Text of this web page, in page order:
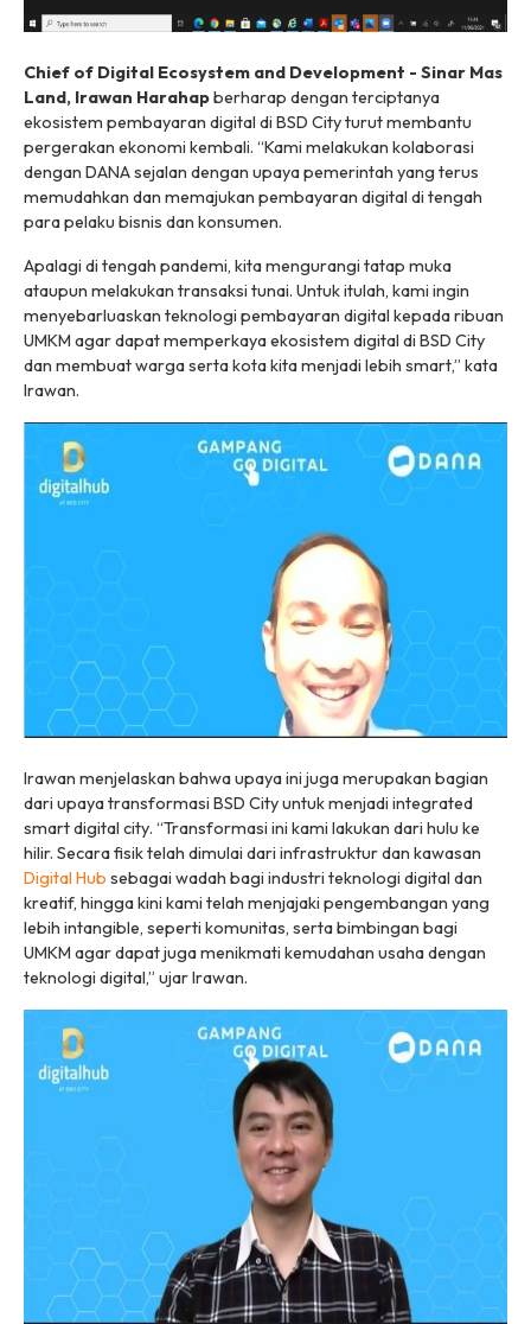
Chief of Digital Ecosystem and Development - Sinar Mas
Land, Irawan Harahapberharap dengan terciptanya
ekosistem pembayaran digital di BSD City turut membantu
pergerakan ekonomi kembali. “Kami melakukan kolaborasi
dengan DANA sejalan dengan upaya pemerintah yang terus
memudahkan dan memajukan pembayaran digital di tengah
para pelaku bisnis dan konsumen.
Apalagi di tengah pandemi, kita mengurangi tatap muka
ataupun melakukan transaksi tunai. Untuk itulah, kami ingin
menyebarluaskan teknologi pembayaran digital kepada ribuan
UMKM agar dapat memperkaya ekosistem digital di BSD City
dan membuat warga serta kota kita menjadi lebih smart,” kata
Irawan.
Irawan menjelaskan bahwa upaya ini juga merupakan bagian
dari upaya transformasi BSD City untuk menjadi integrated
smart digital city. “Transformasi ini kami lakukan dari hulu ke
hilir. Secara fisik telah dimulai dari infrastruktur dan kawasan
Digital Hub sebagai wadah bagi industri teknologi digital dan
kreatif, hingga kini kami telah menjajaki pengembangan yang
lebih intangible, seperti komunitas, serta bimbingan bagi
UMKM agar dapat juga menikmati kemudahan usaha dengan
teknologi digital,” ujar Irawan.